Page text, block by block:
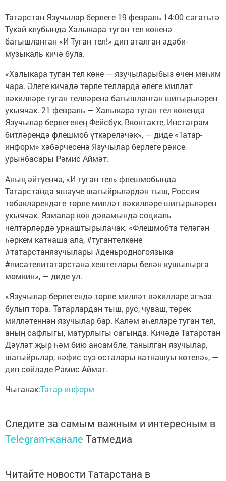
Татарстан Язучылар берлеге 19 февраль 14:00 сәгатьтә
Тукай клубында Халыкара туган тел көненә
багышланган «И Туган тел!» дип аталган әдәби-
музыкаль кичә була.
«Халыкара туган тел көне — язучыларыбыз өчен мөһим
чара. Әлеге кичәдә төрле телләрдә әлеге милләт
вәкилләре туган телләренә багышланган шигырьләрен
укыячак. 21 февраль — Халыкара туган тел көнендә
Язучылар берлегенең Фейсбук, Вконтакте, Инстаграм
битләрендә флешмоб үткәреләчәк», — диде «Татар-
информ» хәбәрчесенә Язучылар берлеге рәисе
урынбасары Рәмис Аймәт.
Аның әйтүенчә, «И туган тел» флешмобында
Татарстанда яшәүче шагыйрьләрдән тыш, Россия
төбәкләрендәге төрле милләт вәкилләре шигырьләрен
укыячак. Язмалар көн дәвамында социаль
челтәрләрдә урнаштырылачак. «Флешмобта теләгән
һәркем катнаша ала, #тугантелкөне
#татарстанязучылары #деньродногоязыка
#писателитатарстана хештеглары белән кушылырга
мөмкин», — диде ул.
«Язучылар берлегендә төрле милләт вәкилләре әгъза
булып тора. Татарлардан тыш, рус, чуваш, төрек
милләтеннән язучылар бар. Каләм әһелләре туган тел,
аның сафлыгы, матурлыгы сагында. Кичәдә Татарстан
Дәүләт җыр һәм бию ансамбле, танылган язучылар,
шагыйрьләр, нәфис сүз осталары катнашуы көтелә», —
дип сөйләде Рәмис Аймәт.
Чыганак:Татар-информ
Следите за самым важным и интересным в
Telegram-канале Татмедиа
Читайте новости Татарстана в